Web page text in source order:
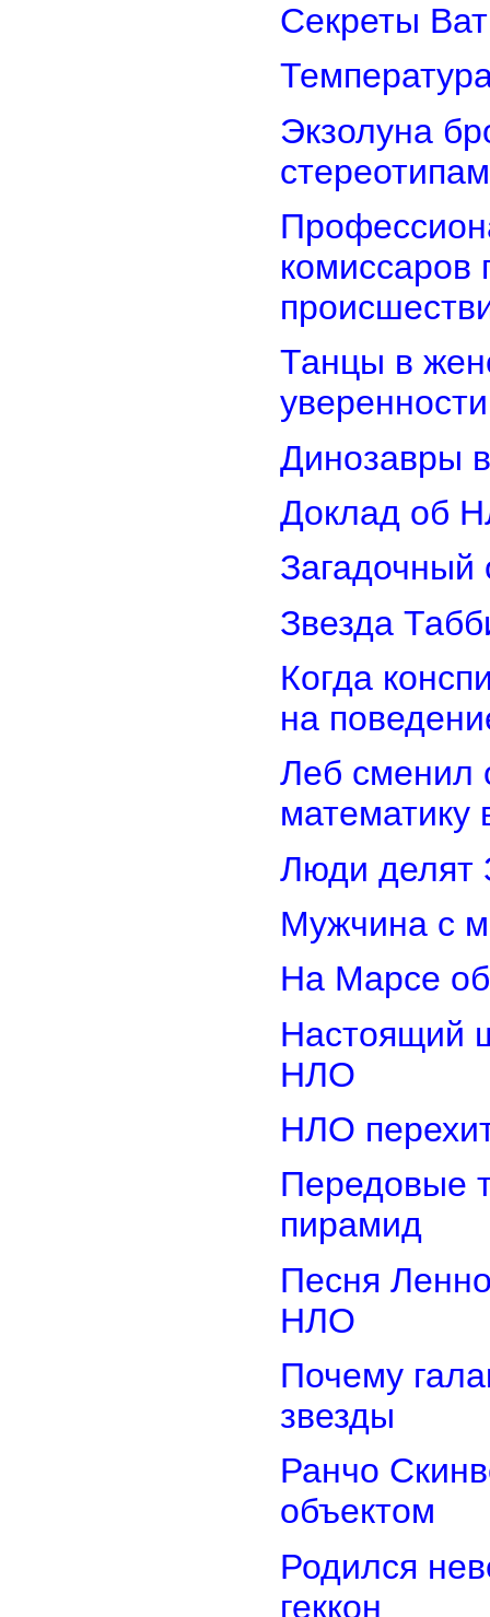
Секреты
Экзолуна
стереотипам
комиссаров
Танцы в
Динозавры
Доклад об
Загадочный
Звезда
Когда
на
Леб сменил
математику
Люди делят
Мужчина с
На Марсе
Настоящий
НЛО
НЛО
Передовые
пирамид
Песня
НЛО
Почему
звезды
Ранчо
объектом
Родился
геккон